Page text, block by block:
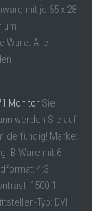
mit je 65 x 28
um
Ware. Alle
Monitor Sie
werden Sie auf
fündig! Marke:
B-Ware mit 6
4:3
1500:1
Typ: DVI